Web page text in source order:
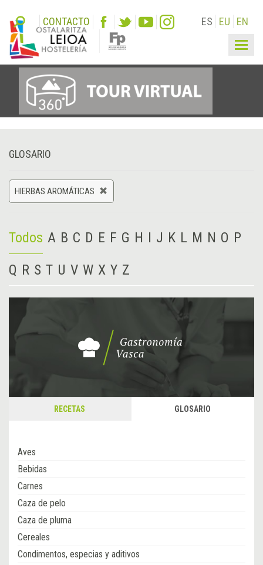
CONTACTO ES EU EN
GLOSARIO
HIERBAS AROMÁTICAS
Todos A B C D E F G H I J K L M N O P
Q R S T U V W X Y Z
RECETAS GLOSARIO
Aves
Bebidas
Carnes
Caza de pelo
Caza de pluma
Cereales
Condimentos, especias y aditivos